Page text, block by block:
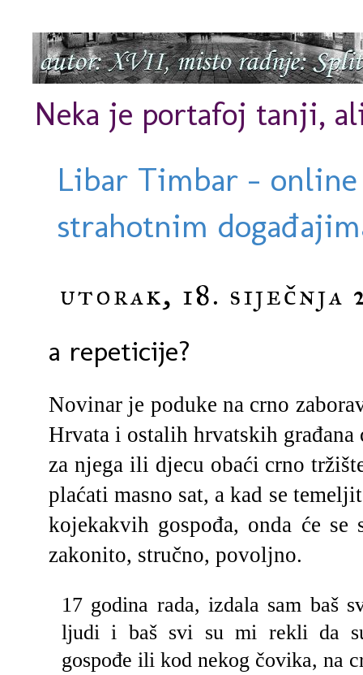
Neka je portafoj tanji,
Libar Timbar -
strahotnim
utorak, 18. siječnja
a repeticije?
Novinar je poduke na crno
Hrvata i ostalih hrvatskih
za njega ili djecu obaći crno
plaćati masno sat, a kad se
kojekakvih gospođa, onda će
zakonito, stručno, povoljno.
17 godina rada, izdala sam baš
ljudi i baš svi su mi rekli da
gospođe ili kod nekog čovika, na